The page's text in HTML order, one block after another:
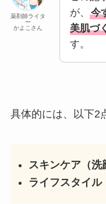
薬剤師ライタ
ー
かよこさん
が、
今
美肌づ
す。
具体的には、以下2
スキンケア（洗
ライフスタイル